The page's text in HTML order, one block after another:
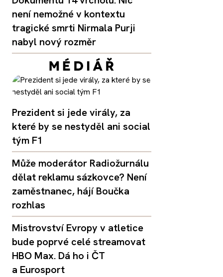
není nemožné v kontextu
tragické smrti Nirmala Purji
nabyl nový rozměr
Prezident si jede virály, za
které by se nestyděl ani social
tým F1
Může moderátor Radiožurnálu
dělat reklamu sázkovce? Není
zaměstnanec, hájí Boučka
rozhlas
Mistrovství Evropy v atletice
bude poprvé celé streamovat
HBO Max. Dá ho i ČT
a Eurosport